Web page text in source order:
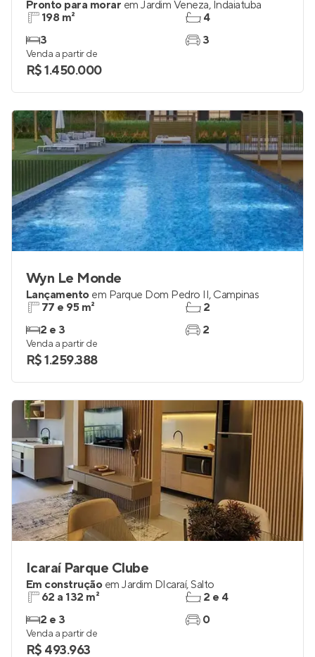
Pronto para morar em Jardim Veneza, Indaiatuba
198 m²
3
4
3
Venda a partir de
R$ 1.450.000
Wyn Le Monde
Lançamento em Parque Dom Pedro II, Campinas
77 e 95 m²
2 e 3
2
2
Venda a partir de
R$ 1.259.388
Icaraí Parque Clube
Em construção em Jardim DIcaraí,Salto
62 a 132 m²
2 e 3
2 e 4
0
Venda a partir de
R$ 493.963